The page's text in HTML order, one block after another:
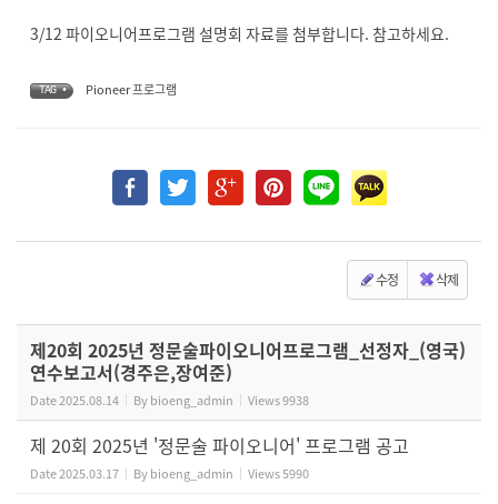
3/12 파이오니어프로그램 설명회 자료를 첨부합니다. 참고하세요.
TAG • Pioneer 프로그램
수정 삭제
제20회 2025년 정문술파이오니어프로그램_선정자_(영국)
연수보고서(경주은,장여준)
Date2025.08.14 Bybioeng_admin Views9938
제 20회 2025년 '정문술 파이오니어' 프로그램 공고
Date2025.03.17 Bybioeng_admin Views5990